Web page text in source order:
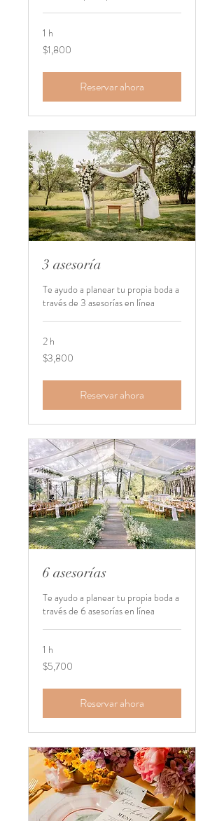
1 h
1,800
pesos
$1,800
Reservar ahora
3 asesoría
Te ayudo a planear tu propia boda a
través de 3 asesorías en línea
2 h
3,800
pesos
$3,800
Reservar ahora
6 asesorías
Te ayudo a planear tu propia boda a
través de 6 asesorías en línea
1 h
5,700
pesos
$5,700
Reservar ahora